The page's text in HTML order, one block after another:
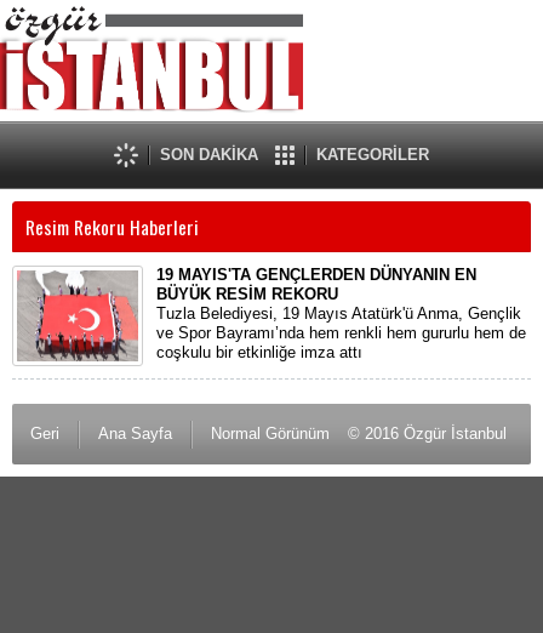
SON DAKİKA KATEGORİLER
Resim Rekoru Haberleri
19 MAYIS'TA GENÇLERDEN DÜNYANIN EN
BÜYÜK RESİM REKORU
Tuzla Belediyesi, 19 Mayıs Atatürk'ü Anma, Gençlik
ve Spor Bayramı’nda hem renkli hem gururlu hem de
coşkulu bir etkinliğe imza attı
Geri Ana Sayfa Normal Görünüm © 2016 Özgür İstanbul